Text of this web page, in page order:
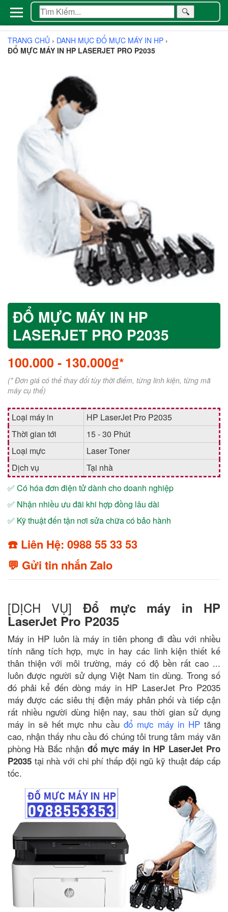
🔍
TRANG CHỦ › DANH MỤC ĐỔ MỰC MÁY IN HP ›
ĐỔ MỰC MÁY IN HP LASERJET PRO P2035
ĐỔ MỰC MÁY IN HP
LASERJET PRO P2035
100.000 - 130.000₫*
(* Đơn giá có thể thay đổi tùy thời điểm, từng linh kiện, từng mã
máy cụ thể)
Loại máy in
HP LaserJet Pro P2035
Thời gian tới
15 - 30 Phút
Loại mực
Laser Toner
Dịch vụ
Tại nhà
✅ Có hóa đơn điện tử dành cho doanh nghiệp
✅ Nhận nhiều ưu đãi khi hợp đồng lâu dài
✅ Kỹ thuật đến tận nơi sửa chữa có bảo hành
☎️ Liên Hệ: 0988 55 33 53
💬 Gửi tin nhắn Zalo
[DỊCH VỤ] Đổ mực máy in HP
LaserJet Pro P2035
Máy in HP luôn là máy in tiên phong đi đầu với nhiều
tính năng tích hợp, mực in hay các linh kiện thiết kế
thân thiện với môi trường, máy có độ bền rất cao ...
luôn được người sử dụng Việt Nam tin dùng. Trong số
đó phải kể đến dòng máy in HP LaserJet Pro P2035
máy được các siêu thị điện máy phân phối và tiếp cận
rất nhiều người dùng hiện nay, sau thời gian sử dụng
máy in sẽ hết mực nhu cầu đổ mực máy in HP tăng
cao, nhận thấy nhu cầu đó chúng tôi trung tâm máy văn
phòng Hà Bắc nhận đổ mực máy in HP LaserJet Pro
P2035 tại nhà với chi phí thấp đội ngũ kỹ thuật đáp cấp
tốc.